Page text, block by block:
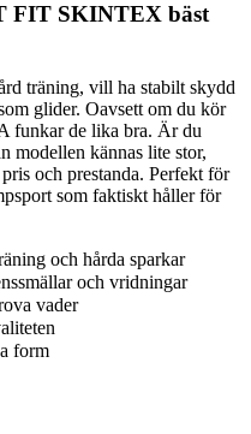
FIT SKINTEX bäst
träning, vill ha stabilt skydd
glider. Oavsett om du kör
funkar de lika bra. Är du
modellen kännas lite stor,
och prestanda. Perfekt för
som faktiskt håller för
och hårda sparkar
och vridningar
vader
form